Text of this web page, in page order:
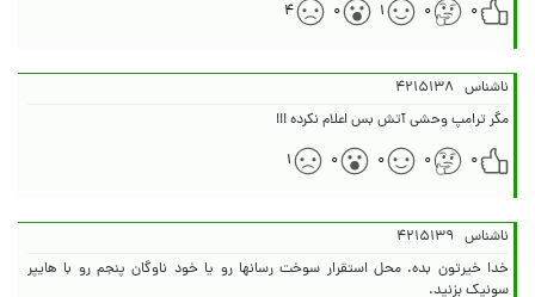
۰ ۰ ۱ ۰ ۴
ناشناس ۴۲۱۵۱۳۸
مگر ترامپ وحشی آتش بس اعلام نکرده !!!
۰
۰ ۰ ۰ ۱
ناشناس ۴۲۱۵۱۳۹
خدا خیرتون بده. محل استقرار سوخت رسانها رو یا خود ناوگان پنجم رو با هایپر
سونیک بزنید.